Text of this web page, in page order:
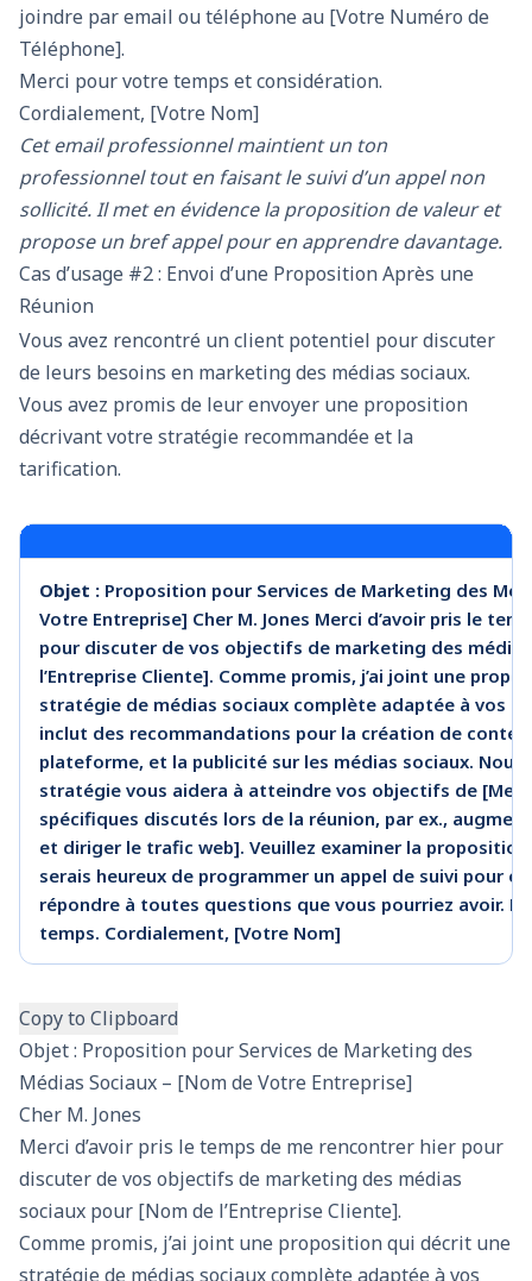
joindre par email ou téléphone au [Votre Numéro de
Téléphone].
Merci pour votre temps et considération.
Cordialement, [Votre Nom]
Cet email professionnel maintient un ton
professionnel tout en faisant le suivi d’un appel non
sollicité. Il met en évidence la proposition de valeur et
propose un bref appel pour en apprendre davantage.
Cas d’usage #2 : Envoi d’une Proposition Après une
Réunion
Vous avez rencontré un client potentiel pour discuter
de leurs besoins en marketing des médias sociaux.
Vous avez promis de leur envoyer une proposition
décrivant votre stratégie recommandée et la
tarification.
Objet : Proposition pour Services de Marketing des
Votre Entreprise] Cher M. Jones Merci d’avoir pris le
pour discuter de vos objectifs de marketing des
l’Entreprise Cliente]. Comme promis, j’ai joint une
stratégie de médias sociaux complète adaptée à vos
inclut des recommandations pour la création de
plateforme, et la publicité sur les médias sociaux.
stratégie vous aidera à atteindre vos objectifs de
spécifiques discutés lors de la réunion, par ex.,
et diriger le trafic web]. Veuillez examiner la proposition
serais heureux de programmer un appel de suivi pour
répondre à toutes questions que vous pourriez avoir.
temps. Cordialement, [Votre Nom]
Copy to Clipboard
Objet : Proposition pour Services de Marketing des
Médias Sociaux – [Nom de Votre Entreprise]
Cher M. Jones
Merci d’avoir pris le temps de me rencontrer hier pour
discuter de vos objectifs de marketing des médias
sociaux pour [Nom de l’Entreprise Cliente].
Comme promis, j’ai joint une proposition qui décrit une
stratégie de médias sociaux complète adaptée à vos